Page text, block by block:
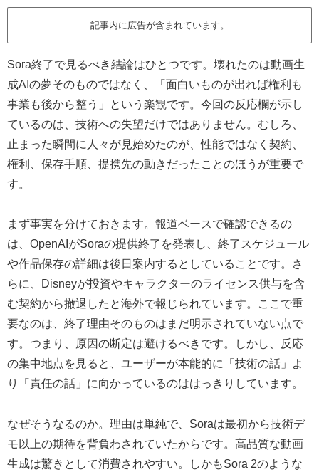
記事内に広告が含まれています。
Sora終了で見るべき結論はひとつです。壊れたのは動画生
成AIの夢そのものではなく、「面白いものが出れば権利も
事業も後から整う」という楽観です。今回の反応欄が示し
ているのは、技術への失望だけではありません。むしろ、
止まった瞬間に人々が見始めたのが、性能ではなく契約、
権利、保存手順、提携先の動きだったことのほうが重要で
す。
まず事実を分けておきます。報道ベースで確認できるの
は、OpenAIがSoraの提供終了を発表し、終了スケジュール
や作品保存の詳細は後日案内するとしていることです。さ
らに、Disneyが投資やキャラクターのライセンス供与を含
む契約から撤退したと海外で報じられています。ここで重
要なのは、終了理由そのものはまだ明示されていない点で
す。つまり、原因の断定は避けるべきです。しかし、反応
の集中地点を見ると、ユーザーが本能的に「技術の話」よ
り「責任の話」に向かっているのははっきりしています。
なぜそうなるのか。理由は単純で、Soraは最初から技術デ
モ以上の期待を背負わされていたからです。高品質な動画
生成は驚きとして消費されやすい。しかもSora 2のような